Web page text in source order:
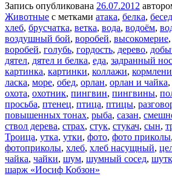
Запись опубликована 26.07.2012
Животные с метками атака, белка,
хлеб, брусчатка, ветка, вода, водоём,
воздушный бой, воробей, высокомерие,
воробей, голубь, гордость, дерево,
дятел, дятел и белка, еда, задранный нос
картинка, картинки, коллажи,
ласка, море, обед, орлан, орлан и чайка,
охота, охотник, пингвин, пингвины,
просьба, птенец, птица, птицы,
повышенных тонах, рыба, сазан,
ствол дерева, страх, стук, стукач, сын,
Троица, утка, утки, фото, фото приколы,
фотоприколы, хлеб, хлеб насущный,
чайка, чайки, шум, шумный сосед,
шарж «Иосиф Кобзон»